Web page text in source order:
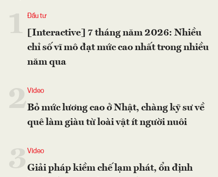
Đầu tư
[Interactive] 7 tháng năm 2026: Nhiều
chỉ số vĩ mô đạt mức cao nhất trong nhiều
năm qua
2Video
Bỏ mức lương cao ở Nhật, chàng kỹ sư về
quê làm giàu từ loài vật ít người nuôi
Video
Giải pháp kiềm chế lạm phát, ổn định